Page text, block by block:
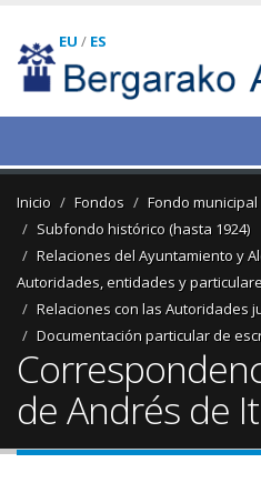
EU / ES
Inicio Fondos
Fondo municipal
Subfondo histórico (hasta 1924)
Relaciones del Ayuntamiento y
Autoridades, entidades y
Relaciones con las Autoridades
Documentación particular de
de Andrés de